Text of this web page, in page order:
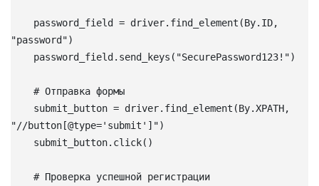
"password")
    password_field.send_keys("SecurePassword123!")
    # Отправка формы
"//button[@type='submit']")
    submit_button.click()
    # Проверка успешной регистрации